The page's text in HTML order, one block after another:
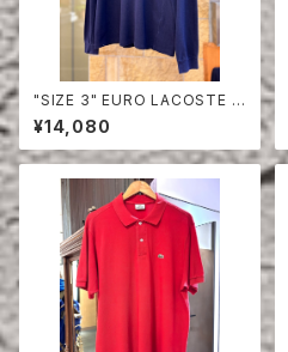
"SIZE 3" EURO LACOSTE P
OLO SHIRT LONG SLEEVE
¥14,080